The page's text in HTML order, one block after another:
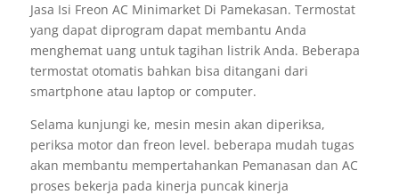
Jasa Isi Freon AC Minimarket Di Pamekasan. Termostat
yang dapat diprogram dapat membantu Anda
menghemat uang untuk tagihan listrik Anda. Beberapa
termostat otomatis bahkan bisa ditangani dari
smartphone atau laptop or computer.
Selama kunjungi ke, mesin mesin akan diperiksa,
periksa motor dan freon level. beberapa mudah tugas
akan membantu mempertahankan Pemanasan dan AC
proses bekerja pada kinerja puncak kinerja